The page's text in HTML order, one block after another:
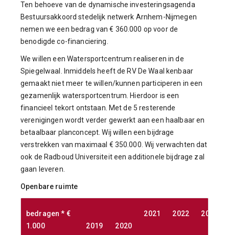
Ten behoeve van de dynamische investeringsagenda
Bestuursakkoord stedelijk netwerk Arnhem-Nijmegen
nemen we een bedrag van € 360.000 op voor de
benodigde co-financiering.
We willen een Watersportcentrum realiseren in de
Spiegelwaal. Inmiddels heeft de RV De Waal kenbaar
gemaakt niet meer te willen/kunnen participeren in een
gezamenlijk watersportcentrum. Hierdoor is een
financieel tekort ontstaan. Met de 5 resterende
verenigingen wordt verder gewerkt aan een haalbaar en
betaalbaar planconcept. Wij willen een bijdrage
verstrekken van maximaal € 350.000. Wij verwachten dat
ook de Radboud Universiteit een additionele bijdrage zal
gaan leveren.
Openbare ruimte
bedragen * €
1.000
2019 2020
2021 2022 2023